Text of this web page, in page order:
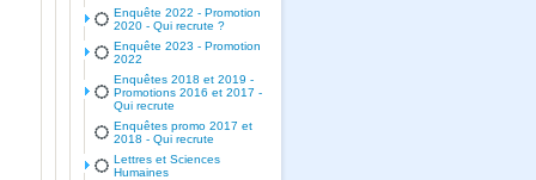
Enquête 2022 - Promotion
2020 - Qui recrute ?
Enquête 2023 - Promotion
2022
Enquêtes 2018 et 2019 -
Promotions 2016 et 2017 -
Qui recrute
Enquêtes promo 2017 et
2018 - Qui recrute
Lettres et Sciences
Humaines